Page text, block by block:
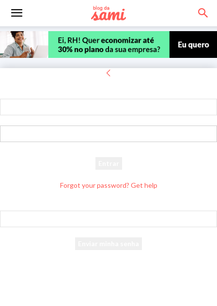
Forgot your password? Get help